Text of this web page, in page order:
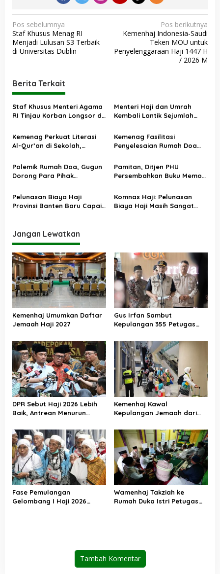
N
a
v
g
a
s
i
p
o
s
Pos sebelumnya
Staf Khusus Menag RI
Menjadi Lulusan S3 Terbaik
di Universitas Dublin
Pos berikutnya
Kemenhaj Indonesia-Saudi
Teken MOU untuk
Penyelenggaraan Haji 1447 H
/ 2026 M
Berita Terkait
Staf Khusus Menteri Agama
RI Tinjau Korban Longsor di
Salurkan Bantuan dan
Traumatic Healing
Menteri Haji dan Umrah
Kembali Lantik Sejumlah
Daftarnya
Kemenag Perkuat Literasi
Al-Qur’an di Sekolah,
Fondasi Kebijakan
Pendidikan Agama
Kemenag Fasilitasi
Penyelesaian Rumah Doa
Delapan Langkah Kerukunan
Polemik Rumah Doa, Gugun
Dorong Para Pihak
Pamitan, Ditjen PHU
Persembahkan Buku Memori
Kelola Haji
Pelunasan Biaya Haji
Provinsi Banten Baru Capai
Komnas Haji: Pelunasan
Biaya Haji Masih Sangat
Jangan Lewatkan
Kemenhaj Umumkan Daftar
Jemaah Haji 2027
Gus Irfan Sambut
Kepulangan 355 Petugas
DPR Sebut Haji 2026 Lebih
Baik, Antrean Menurun
Kemenhaj Kawal
Kepulangan Jemaah dari
Akan Didistribusikan di
Tanah Air
Fase Pemulangan
Gelombang I Haji 2026
Wamenhaj Takziah ke
Rumah Duka Istri Petugas
Tambah Komentar